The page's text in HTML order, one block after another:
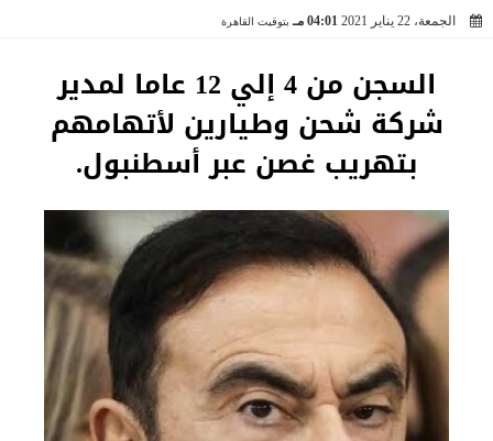
الجمعة، 22 يناير 2021
04:01 مـ بتوقيت القاهرة
السجن من 4 إلي 12 عاما لمدير
شركة شحن وطيارين لأتهامهم
بتهريب غصن عبر أسطنبول.